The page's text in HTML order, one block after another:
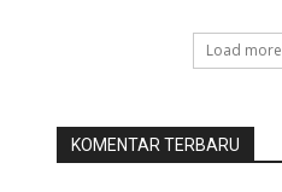
Load more
KOMENTAR TERBARU